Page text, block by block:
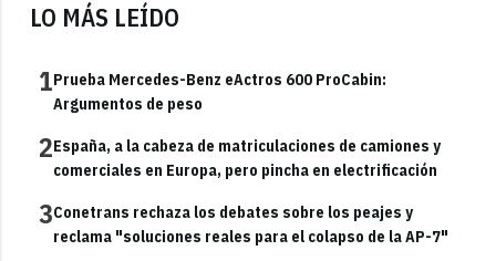
LO MÁS LEÍDO
1Prueba Mercedes-Benz eActros 600 ProCabin:
Argumentos de peso
2España, a la cabeza de matriculaciones de camiones y
comerciales en Europa, pero pincha en electrificación
3Conetrans rechaza los debates sobre los peajes y
reclama "soluciones reales para el colapso de la AP-7"